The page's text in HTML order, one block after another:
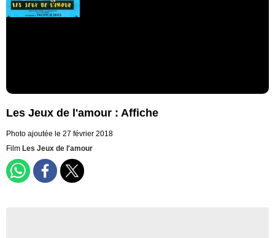
Les Jeux de l'amour : Affiche
Photo ajoutée le 27 février 2018
Film Les Jeux de l'amour